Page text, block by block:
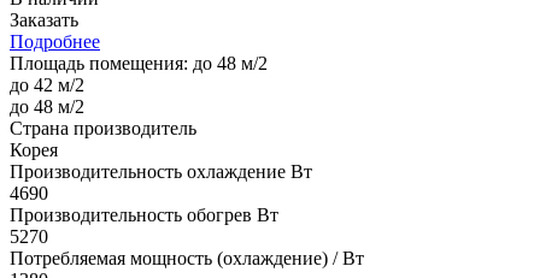
Заказать
Подробнее
Площадь помещения: до 48 м/2
до 42 м/2
до 48 м/2
Страна производитель
Корея
Производительность охлаждение Вт
4690
Производительность обогрев Вт
5270
Потребляемая мощность (охлаждение) / Вт